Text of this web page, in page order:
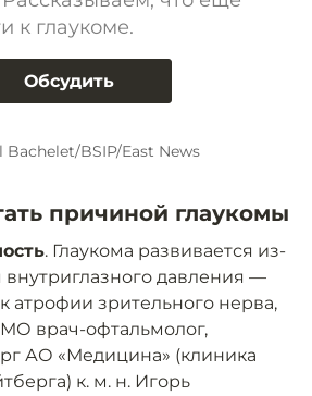
к глаукоме.
Обсудить
Bachelet/BSIP/East News
причиной глаукомы
. Глаукома развивается из-
давления —
атрофии зрительного нерва,
врач-офтальмолог,
АО «Медицина» (клиника
к. м. н. Игорь